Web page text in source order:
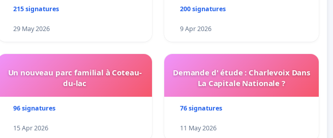
215 signatures
29 May 2026
200 signatures
9 Apr 2026
Un nouveau parc familial à Coteau-
du-lac
96 signatures
15 Apr 2026
Demande d' étude : Charlevoix Dans
La Capitale Nationale ?
76 signatures
11 May 2026